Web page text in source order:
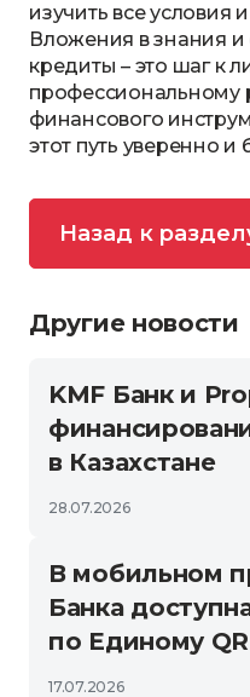
изучить все условия
Вложения в знания
кредиты – это шаг к
профессиональному
финансового
этот путь уверенно и
Назад к
Другие новости
KMF Банк и
в Казахстане
28.07.2026
В мобильном
Банка
по Единому QR
17.07.2026